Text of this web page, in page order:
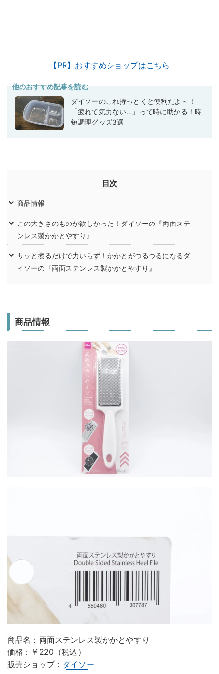
【PR】おすすめショップはこちら
他のおすすめ記事を読む
ダイソーのこれ持っとくと便利だよ～！
「疲れて気力ない…」って時に助かる！時
短調理グッズ3選
目次
商品情報
この大きさのものが欲しかった！ダイソーの『両面ステ
ンレス製かかとやすり』
サッと擦るだけで力いらず！かかとがつるつるになるダ
イソーの『両面ステンレス製かかとやすり』
商品情報
商品名：両面ステンレス製かかとやすり
価格：￥220（税込）
販売ショップ： ダイソー